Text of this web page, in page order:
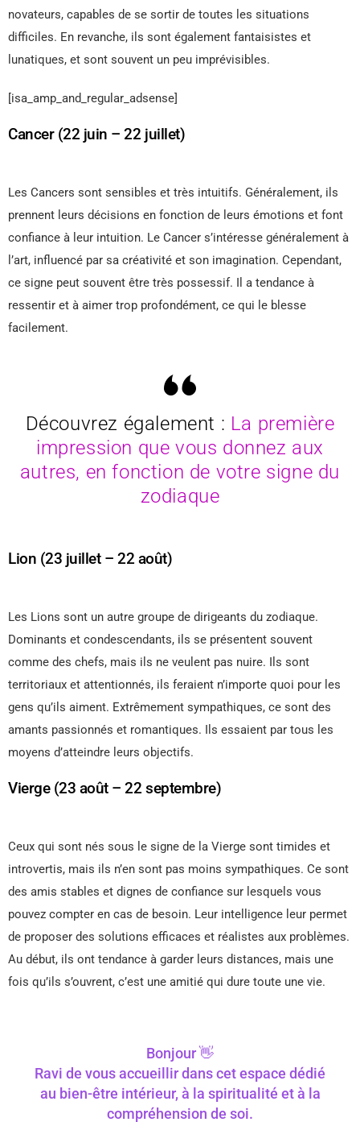
novateurs, capables de se sortir de toutes les situations
difficiles. En revanche, ils sont également fantaisistes et
lunatiques, et sont souvent un peu imprévisibles.
[isa_amp_and_regular_adsense]
Cancer (22 juin – 22 juillet)
Les Cancers sont sensibles et très intuitifs. Généralement, ils
prennent leurs décisions en fonction de leurs émotions et font
confiance à leur intuition. Le Cancer s’intéresse généralement à
l’art, influencé par sa créativité et son imagination. Cependant,
ce signe peut souvent être très possessif. Il a tendance à
ressentir et à aimer trop profondément, ce qui le blesse
facilement.
Découvrez également : La première
impression que vous donnez aux
autres, en fonction de votre signe du
zodiaque
Lion (23 juillet – 22 août)
Les Lions sont un autre groupe de dirigeants du zodiaque.
Dominants et condescendants, ils se présentent souvent
comme des chefs, mais ils ne veulent pas nuire. Ils sont
territoriaux et attentionnés, ils feraient n’importe quoi pour les
gens qu’ils aiment. Extrêmement sympathiques, ce sont des
amants passionnés et romantiques. Ils essaient par tous les
moyens d’atteindre leurs objectifs.
Vierge (23 août – 22 septembre)
Ceux qui sont nés sous le signe de la Vierge sont timides et
introvertis, mais ils n’en sont pas moins sympathiques. Ce sont
des amis stables et dignes de confiance sur lesquels vous
pouvez compter en cas de besoin. Leur intelligence leur permet
de proposer des solutions efficaces et réalistes aux problèmes.
Au début, ils ont tendance à garder leurs distances, mais une
fois qu’ils s’ouvrent, c’est une amitié qui dure toute une vie.
Bonjour 👋
Ravi de vous accueillir dans cet espace dédié
au bien-être intérieur, à la spiritualité et à la
compréhension de soi.